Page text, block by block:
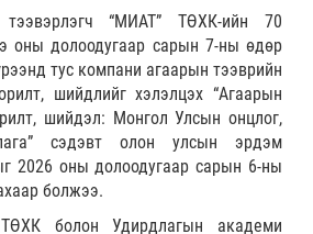
“МИАТ” ТӨХК-ийн 70
оны долоодугаар сарын 7-ны өдөр
тус компани агаарын тээврийн
шийдлийг хэлэлцэх “Агаарын
шийдэл: Монгол Улсын онцлог,
сэдэвт олон улсын эрдэм
2026 оны долоодугаар сарын 6-ны
болжээ.
болон Удирдлагын академи